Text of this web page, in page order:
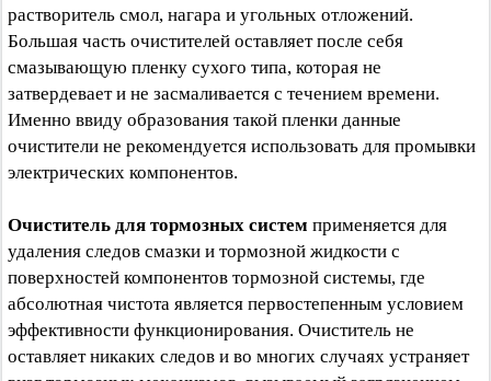
растворитель смол, нагара и угольных отложений.
Большая часть очистителей оставляет после себя
смазывающую пленку сухого типа, которая не
затвердевает и не засмаливается с течением времени.
Именно ввиду образования такой пленки данные
очистители не рекомендуется использовать для промывки
электрических компонентов.
Очиститель для тормозных систем применяется для
удаления следов смазки и тормозной жидкости с
поверхностей компонентов тормозной системы, где
абсолютная чистота является первостепенным условием
эффективности функционирования. Очиститель не
оставляет никаких следов и во многих случаях устраняет